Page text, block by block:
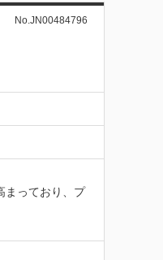
No.JN00484796
まっており、プ